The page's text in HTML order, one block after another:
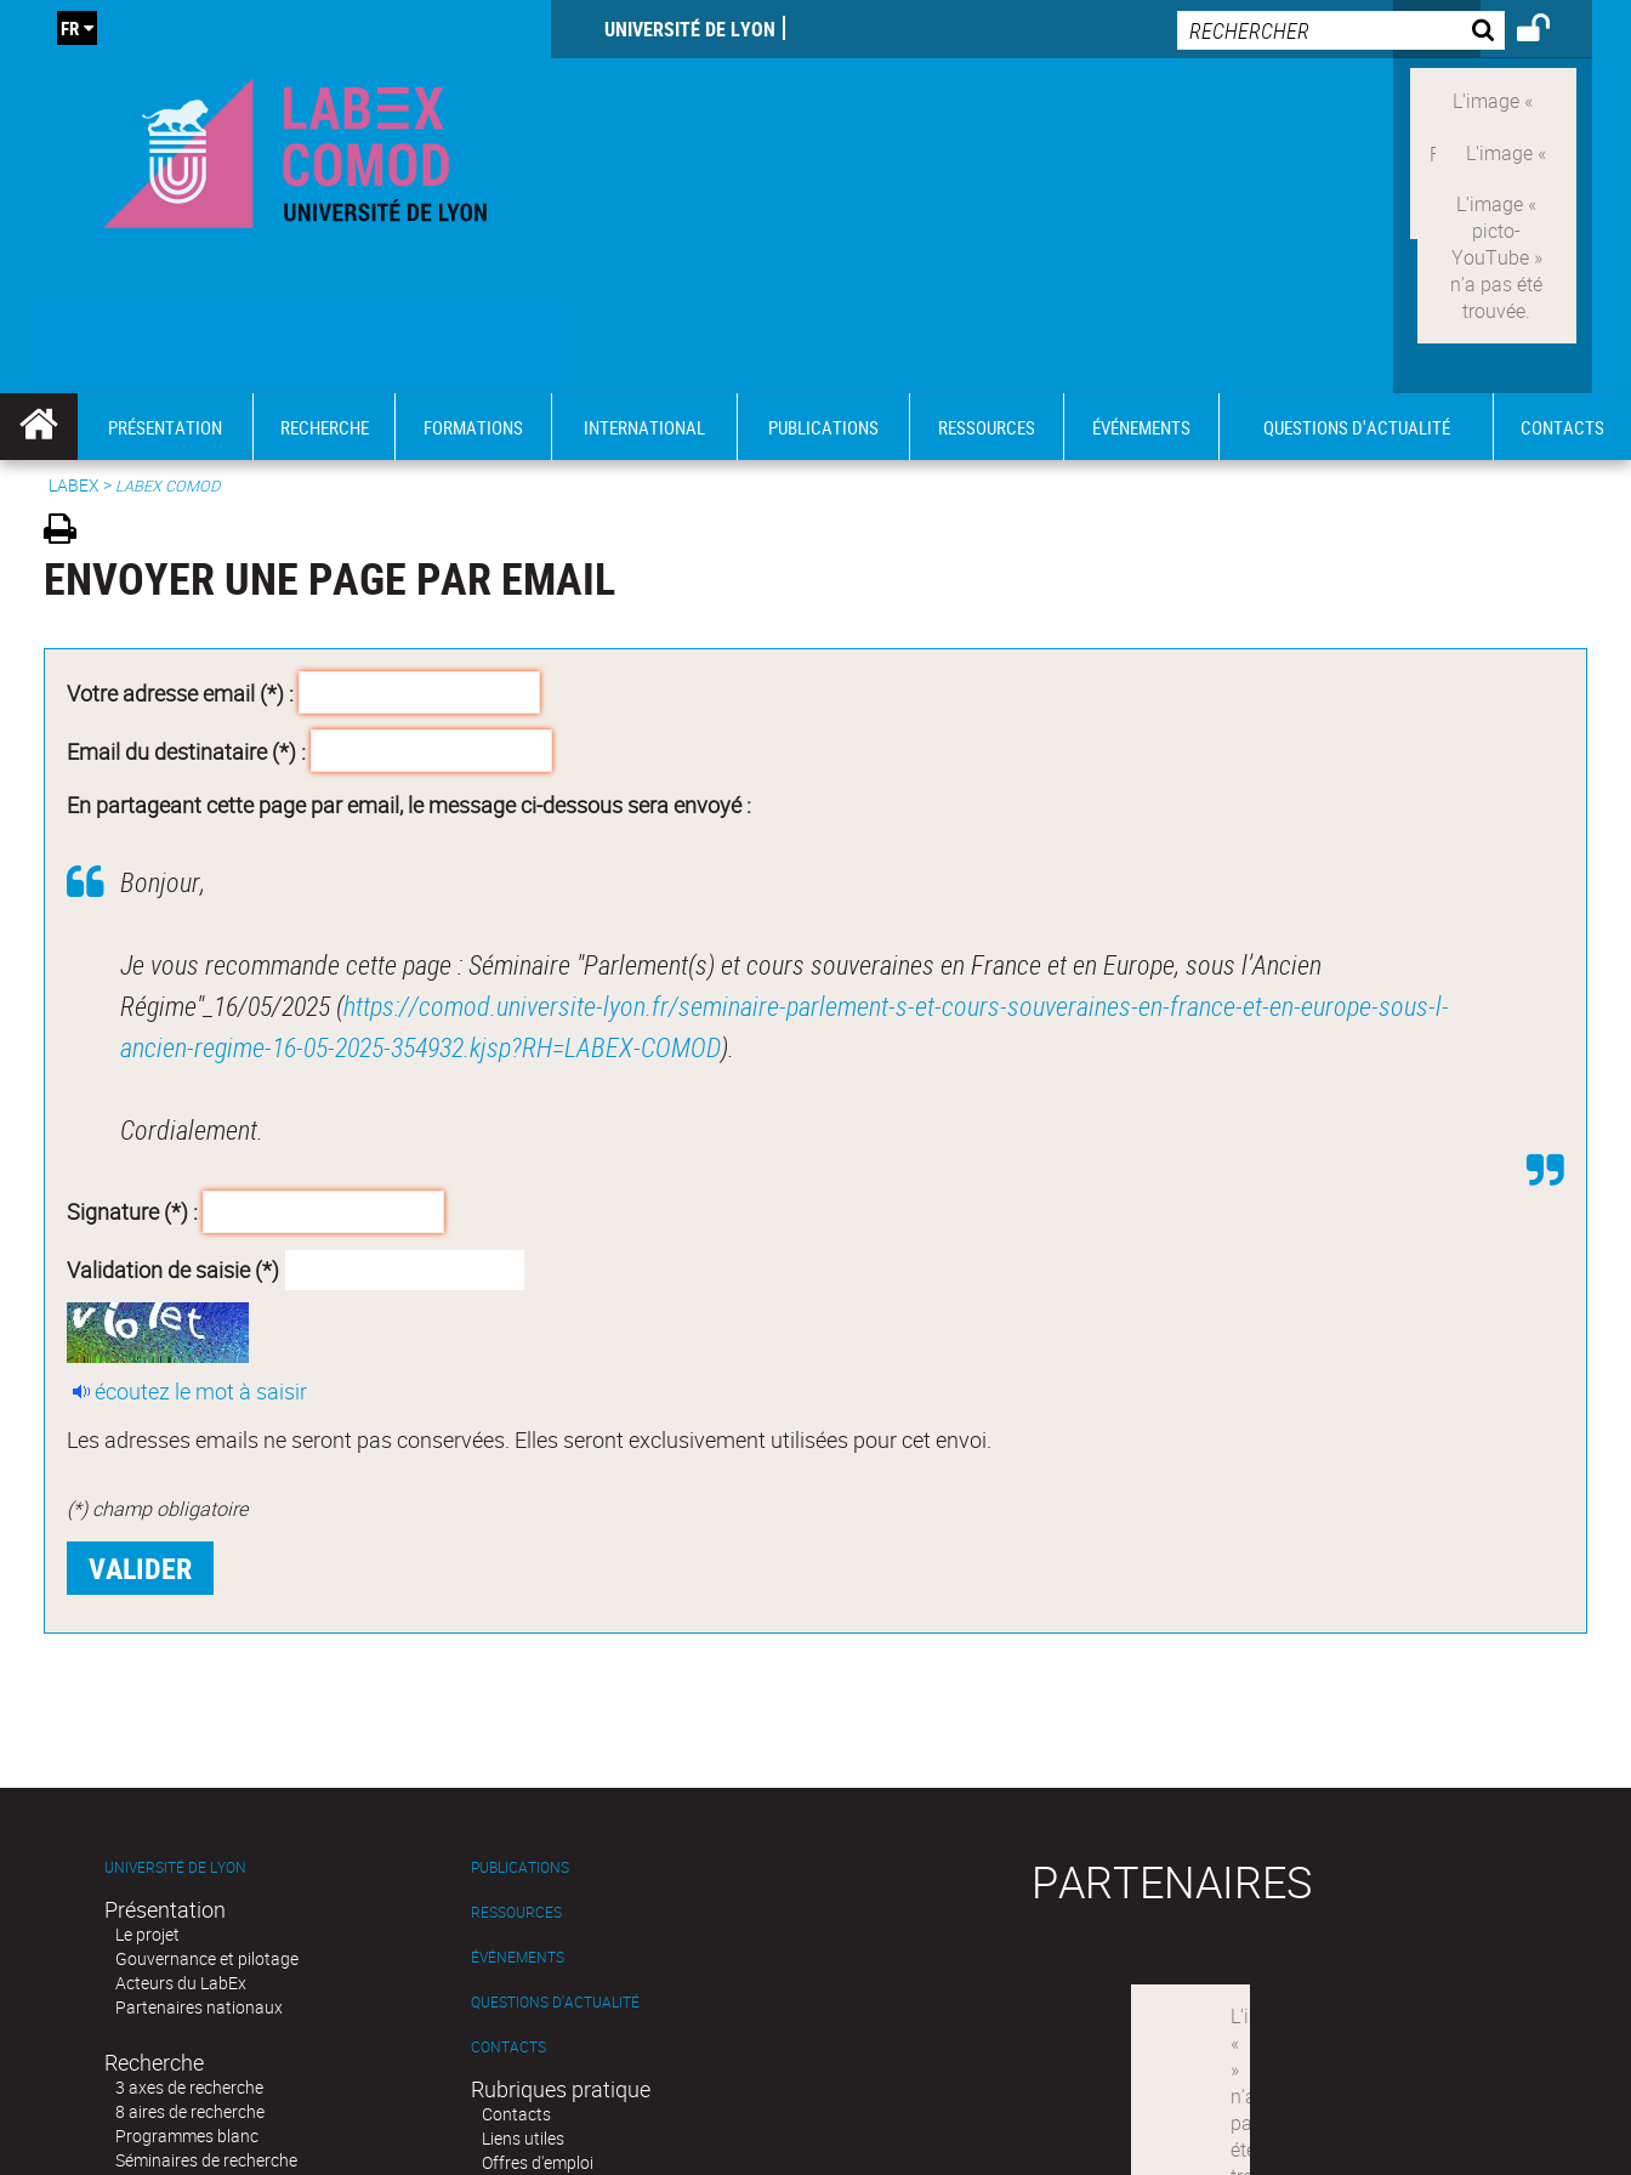
UNIVERSITÉ DE LYON
FR
PRÉSENTATION RECHERCHE FORMATIONS INTERNATIONAL PUBLICATIONS RESSOURCES ÉVÉNEMENTS QUESTIONS D'ACTUALITÉ CONTACTS
LABEX > LABEX COMOD
ENVOYER UNE PAGE PAR EMAIL
Votre adresse email (*) :
Email du destinataire (*) :
En partageant cette page par email, le message ci-dessous sera envoyé :
Bonjour,
Je vous recommande cette page : Séminaire "Parlement(s) et cours souveraines en France et en Europe, sous l’Ancien
Régime"_16/05/2025 (https://comod.universite-lyon.fr/seminaire-parlement-s-et-cours-souveraines-en-france-et-en-europe-sous-l-
ancien-regime-16-05-2025-354932.kjsp?RH=LABEX-COMOD).
Cordialement.
Signature (*) :
Validation de saisie (*)
écoutez le mot à saisir
Les adresses emails ne seront pas conservées. Elles seront exclusivement utilisées pour cet envoi.
(*) champ obligatoire
UNIVERSITÉ DE LYON
Présentation
Le projet
Gouvernance et pilotage
Acteurs du LabEx
Partenaires nationaux
Recherche
3 axes de recherche
8 aires de recherche
Programmes blanc
Séminaires de recherche
PUBLICATIONS
RESSOURCES
ÉVÉNEMENTS
QUESTIONS D'ACTUALITÉ
CONTACTS
Rubriques pratique
Contacts
Liens utiles
Offres d'emploi
PARTENAIRES